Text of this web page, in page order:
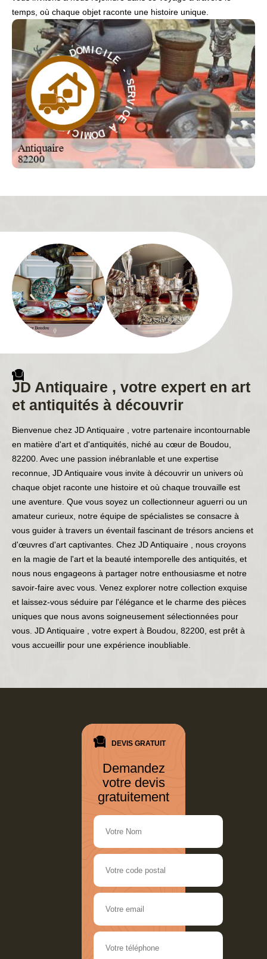
temps, où chaque objet raconte une histoire unique.
S
E
R
V
C
E
D
OMICILE -
SE
R
V
I
C
E
À
D
O
M
I
C
I
L
E
-
JD Antiquaire , votre expert en art
et antiquités à découvrir
Bienvenue chez JD Antiquaire , votre partenaire incontournable
en matière d'art et d'antiquités, niché au cœur de Boudou,
82200. Avec une passion inébranlable et une expertise
reconnue, JD Antiquaire vous invite à découvrir un univers où
chaque objet raconte une histoire et où chaque trouvaille est
une aventure. Que vous soyez un collectionneur aguerri ou un
amateur curieux, notre équipe de spécialistes se consacre à
vous guider à travers un éventail fascinant de trésors anciens et
d'œuvres d'art captivantes. Chez JD Antiquaire , nous croyons
en la magie de l'art et la beauté intemporelle des antiquités, et
nous nous engageons à partager notre enthousiasme et notre
savoir-faire avec vous. Venez explorer notre collection exquise
et laissez-vous séduire par l'élégance et le charme des pièces
uniques que nous avons soigneusement sélectionnées pour
vous. JD Antiquaire , votre expert à Boudou, 82200, est prêt à
vous accueillir pour une expérience inoubliable.
DEVIS GRATUIT
Demandez
votre devis
gratuitement